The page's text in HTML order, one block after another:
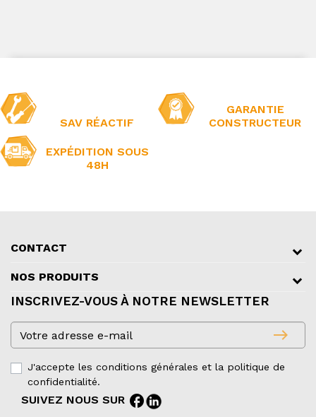
SAV RÉACTIF
GARANTIE
CONSTRUCTEUR
EXPÉDITION SOUS
48H
CONTACT
NOS PRODUITS
INSCRIVEZ-VOUS À NOTRE NEWSLETTER
east
J'accepte les conditions générales et la politique de
confidentialité.
SUIVEZ NOUS SUR facebook